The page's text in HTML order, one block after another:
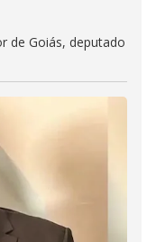
de Goiás, deputado